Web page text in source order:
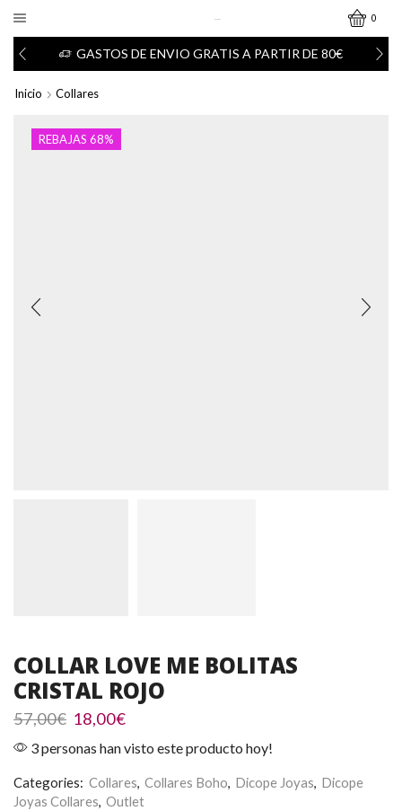
0
GASTOS DE ENVIO GRATIS A PARTIR DE 80€
Inicio Collares
REBAJAS 68%
COLLAR LOVE ME BOLITAS
CRISTAL ROJO
57,00€ El
original
era:
57,00€.
18,00€El
actual
18,00€.
3 personas han visto este producto hoy!
Categories: Collares, Collares Boho, Dicope Joyas, Dicope
Joyas Collares, Outlet